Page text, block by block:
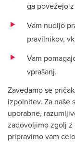
ga povežejo
Vam nudijo
pravilnikov,
Vam
vprašanj.
Zavedamo se
izpolnitev. Za naše
uporabne,
zadovoljimo zgolj z
pripravimo vam